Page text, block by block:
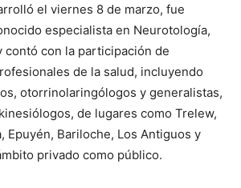
el viernes 8 de marzo, fue
especialista en Neurotología,
contó con la participación de
de la salud, incluyendo
otorrinolaringólogos y generalistas,
de lugares como Trelew,
Epuyén, Bariloche, Los Antiguos y
privado como público.